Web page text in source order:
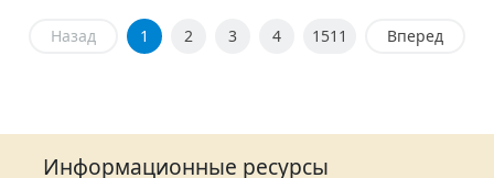
Назад 1 2 3 4 1511 Вперед
Информационные ресурсы